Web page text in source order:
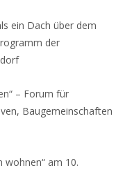
ein Dach über dem
der
– Forum für
Baugemeinschaften
wohnen“ am 10.